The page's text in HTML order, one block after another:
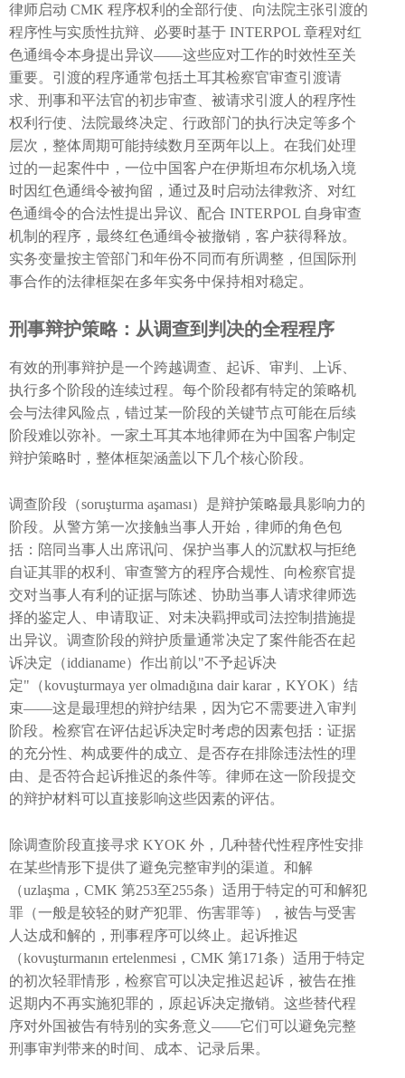
律师启动 CMK 程序权利的全部行使、向法院主张引渡的
程序性与实质性抗辩、必要时基于 INTERPOL 章程对红
色通缉令本身提出异议——这些应对工作的时效性至关
重要。引渡的程序通常包括土耳其检察官审查引渡请
求、刑事和平法官的初步审查、被请求引渡人的程序性
权利行使、法院最终决定、行政部门的执行决定等多个
层次，整体周期可能持续数月至两年以上。在我们处理
过的一起案件中，一位中国客户在伊斯坦布尔机场入境
时因红色通缉令被拘留，通过及时启动法律救济、对红
色通缉令的合法性提出异议、配合 INTERPOL 自身审查
机制的程序，最终红色通缉令被撤销，客户获得释放。
实务变量按主管部门和年份不同而有所调整，但国际刑
事合作的法律框架在多年实务中保持相对稳定。
刑事辩护策略：从调查到判决的全程程序
有效的刑事辩护是一个跨越调查、起诉、审判、上诉、
执行多个阶段的连续过程。每个阶段都有特定的策略机
会与法律风险点，错过某一阶段的关键节点可能在后续
阶段难以弥补。一家土耳其本地律师在为中国客户制定
辩护策略时，整体框架涵盖以下几个核心阶段。
调查阶段（soruşturma aşaması）是辩护策略最具影响力的
阶段。从警方第一次接触当事人开始，律师的角色包
括：陪同当事人出席讯问、保护当事人的沉默权与拒绝
自证其罪的权利、审查警方的程序合规性、向检察官提
交对当事人有利的证据与陈述、协助当事人请求律师选
择的鉴定人、申请取证、对未决羁押或司法控制措施提
出异议。调查阶段的辩护质量通常决定了案件能否在起
诉决定（iddianame）作出前以"不予起诉决
定"（kovuşturmaya yer olmadığına dair karar，KYOK）结
束——这是最理想的辩护结果，因为它不需要进入审判
阶段。检察官在评估起诉决定时考虑的因素包括：证据
的充分性、构成要件的成立、是否存在排除违法性的理
由、是否符合起诉推迟的条件等。律师在这一阶段提交
的辩护材料可以直接影响这些因素的评估。
除调查阶段直接寻求 KYOK 外，几种替代性程序性安排
在某些情形下提供了避免完整审判的渠道。和解
（uzlaşma，CMK 第253至255条）适用于特定的可和解犯
罪（一般是较轻的财产犯罪、伤害罪等），被告与受害
人达成和解的，刑事程序可以终止。起诉推迟
（kovuşturmanın ertelenmesi，CMK 第171条）适用于特定
的初次轻罪情形，检察官可以决定推迟起诉，被告在推
迟期内不再实施犯罪的，原起诉决定撤销。这些替代程
序对外国被告有特别的实务意义——它们可以避免完整
刑事审判带来的时间、成本、记录后果。